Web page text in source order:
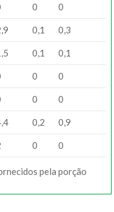
0 0
0,1 0,3
0,1 0,1
0 0
0 0
0,2 0,9
0 0
pela porção